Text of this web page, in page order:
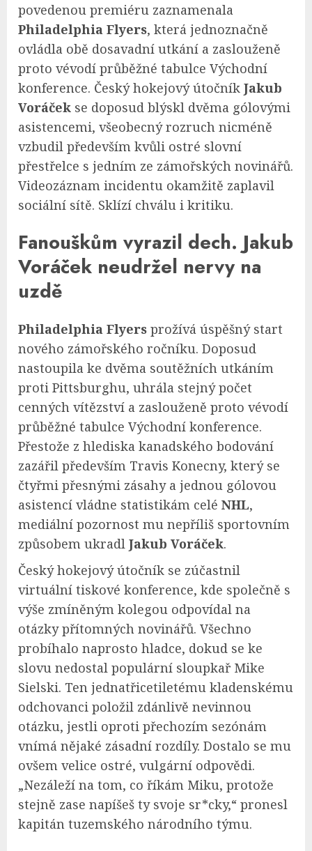
povedenou premiéru zaznamenala
Philadelphia Flyers, která jednoznačně
ovládla obě dosavadní utkání a zaslouženě
proto vévodí průběžné tabulce Východní
konference. Český hokejový útočník Jakub
Voráček se doposud blýskl dvěma gólovými
asistencemi, všeobecný rozruch nicméně
vzbudil především kvůli ostré slovní
přestřelce s jedním ze zámořských novinářů.
Videozáznam incidentu okamžitě zaplavil
sociální sítě. Sklízí chválu i kritiku.
Fanouškům vyrazil dech. Jakub
Voráček neudržel nervy na
uzdě
Philadelphia Flyers prožívá úspěšný start
nového zámořského ročníku. Doposud
nastoupila ke dvěma soutěžních utkáním
proti Pittsburghu, uhrála stejný počet
cenných vítězství a zaslouženě proto vévodí
průběžné tabulce Východní konference.
Přestože z hlediska kanadského bodování
zazářil především Travis Konecny, který se
čtyřmi přesnými zásahy a jednou gólovou
asistencí vládne statistikám celé NHL,
mediální pozornost mu nepříliš sportovním
způsobem ukradl Jakub Voráček.
Český hokejový útočník se zúčastnil
virtuální tiskové konference, kde společně s
výše zmíněným kolegou odpovídal na
otázky přítomných novinářů. Všechno
probíhalo naprosto hladce, dokud se ke
slovu nedostal populární sloupkař Mike
Sielski. Ten jednatřicetiletému kladenskému
odchovanci položil zdánlivě nevinnou
otázku, jestli oproti přechozím sezónám
vnímá nějaké zásadní rozdíly. Dostalo se mu
ovšem velice ostré, vulgární odpovědi.
„Nezáleží na tom, co říkám Miku, protože
stejně zase napíšeš ty svoje sr*cky,“ pronesl
kapitán tuzemského národního týmu.